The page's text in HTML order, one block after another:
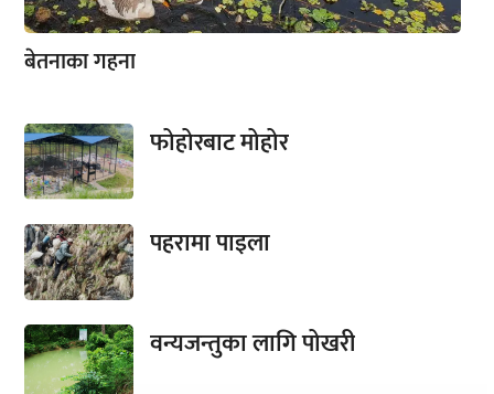
बेतनाका गहना
फोहोरबाट मोहोर
पहरामा पाइला
वन्यजन्तुका लागि पोखरी